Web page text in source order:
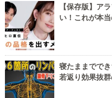
【保存版】ア
い！これが本
寝たままでで
若返り効果抜